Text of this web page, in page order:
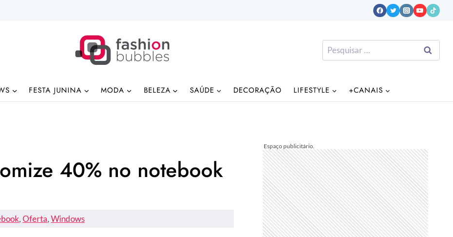
Pesquisar
por:
FESTA JUNINA MODA BELEZA SAÚDE DECORAÇÃO LIFESTYLE +CANAIS
40% no notebook
, Oferta, Windows